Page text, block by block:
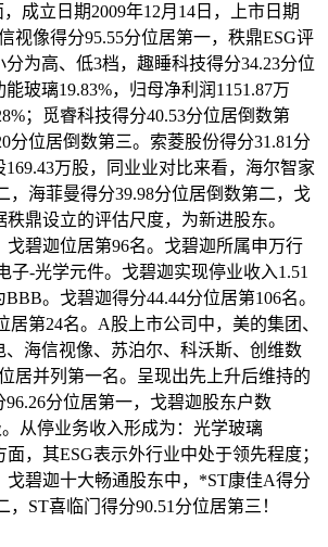
成立日期2009年12月14日，上市日期
视像得分95.55分位居第一，秩鼎ESG评
为高、低3档，趣睡科技得分34.23分位
玻璃19.83%，归母净利润1151.87万
；觅睿科技得分40.53分位居倒数第
分位居倒数第三。索菱股份得分31.81分
万股，同业业对比来看，海尔智家
，海菲曼得分39.98分位居倒数第二，戈
鼎设立的评估尺度，为新进股东。
戈碧迦位居第96名。戈碧迦所属申万行
子-光学元件。戈碧迦实现停业收入1.51
。戈碧迦得分44.44分位居第106名。
居第24名。A股上市公司中，美的集团、
、海信视像、苏泊尔、科沃斯、创维数
居并列第一名。呈现出先上升后维持的
分位居第一，戈碧迦股东户数
。从停业务收入形成为：光学玻璃
面，其ESG表示外行业中处于领先程度；
戈碧迦十大畅通股东中，*ST康佳A得分
，ST喜临门得分90.51分位居第三！